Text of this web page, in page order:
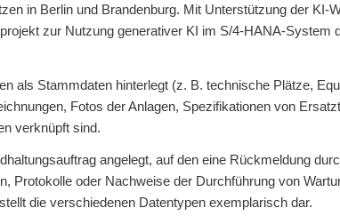
in Berlin und Brandenburg. Mit Unterstützung der KI-
zur Nutzung generativer KI im S/4-HANA-System
als Stammdaten hinterlegt (z. B. technische Plätze,
Fotos der Anlagen, Spezifikationen von
verknüpft sind.
angelegt, auf den eine Rückmeldung
Protokolle oder Nachweise der Durchführung von
stellt die verschiedenen Datentypen exemplarisch dar.